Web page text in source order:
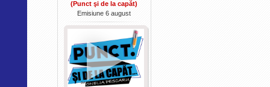
(Punct şi de la capăt)
Emisiune 6 august